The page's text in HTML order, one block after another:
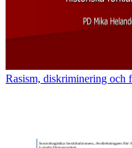
Rasism, diskriminering och